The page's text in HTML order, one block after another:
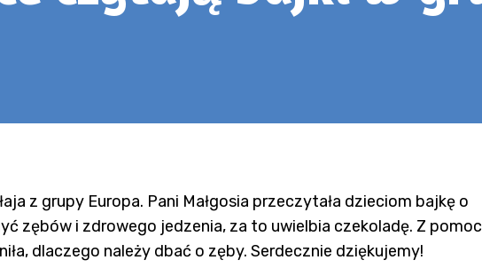
z grupy Europa. Pani Małgosia przeczytała dzieciom bajkę o
zębów i zdrowego jedzenia, za to uwielbia czekoladę. Z
dlaczego należy dbać o zęby. Serdecznie dziękujemy!